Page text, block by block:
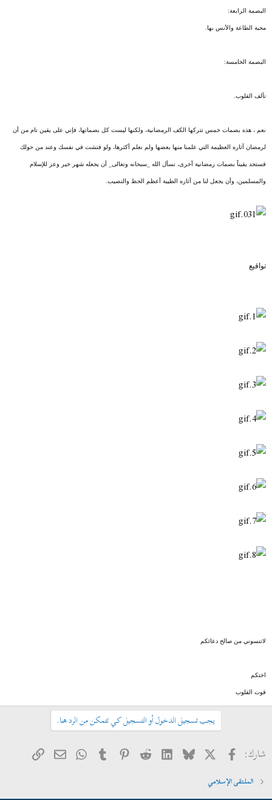
البصمة الرابعة:
محبة الطاعة والأنس بها.
البصمة الخامسة:
تآلف القلوب.
نعم ، هذه بصمات خمس تتركها الكف الرمضانية، ولكنها ليست كل بصماتها، فإني على يقين تام من أن
لرمضان آثاره العظيمة التي علمنا منها بعضها ولم نعلم أكثرها، ولو فتشت في نفسك وعند من حولك
فستجد يقيناً بصمات رمضانية أخرى، نسأل الله _سبحانه وتعالى_ أن يجعله شهر خير وعز للإسلام
والمسلمين، وأن يجعل لنا من آثاره الطيبة أعظم الحظ والنصيب.
تواقيع
لاتنسوني من صالح دعائكم
اختكم
قوت القلوب
يجب تسجيل الدخول أو التسجيل كي تتمكن من الرد هنا.
شارك: فيسبوك
X
Bluesky
LinkedIn
Reddit
Pinterest
Tumblr
WhatsApp
البريدالرابط
الملتقى الإسلامي